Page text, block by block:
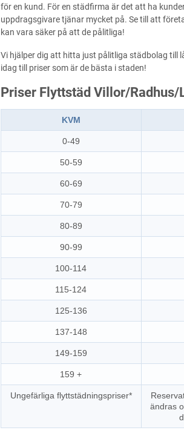
för en kund. För en städfirma är det att ha
uppdragsgivare tjänar mycket på. Se till att
kan vara säker på att de pålitliga!
Vi hjälper dig att hitta just pålitliga städbolag till
idag till priser som är de bästa i staden!
Priser Flyttstäd Villor/
KVM
0-49
50-59
60-69
70-79
80-89
90-99
100-114
115-124
125-136
137-148
149-159
159 +
Ungefärliga flyttstädningspriser*
ändras